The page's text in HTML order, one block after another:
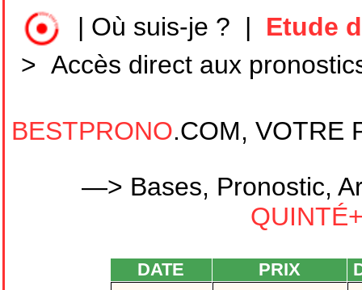
Où suis-je ?
Etude
>Accès direct aux
BESTPRONO.COM, VOTRE
—> Bases, Pronostic,
DATE PRIX